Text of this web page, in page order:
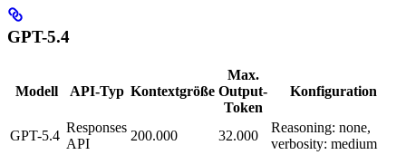
GPT-5.4
Modell API-Typ Kontextgröße
Max.
Output-
Token
Konfiguration
GPT-5.4
Responses
API
200.000 32.000
Reasoning: none,
verbosity: medium